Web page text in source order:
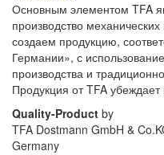
Основным элементом TFA
производство
создаем продукцию,
Германии», с
производства и
Продукция от TFA
Quality-Product by
TFA Dostmann GmbH &
Germany